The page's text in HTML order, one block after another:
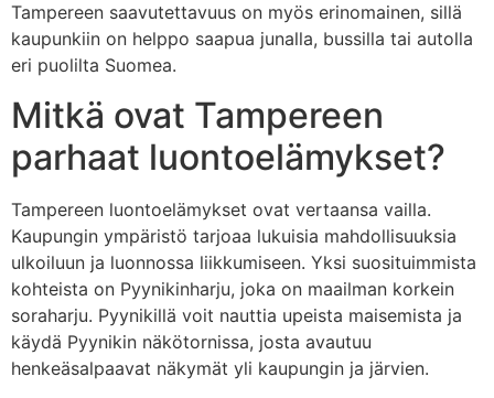
Tampereen saavutettavuus on myös erinomainen, sillä
kaupunkiin on helppo saapua junalla, bussilla tai autolla
eri puolilta Suomea.
Mitkä ovat Tampereen
parhaat luontoelämykset?
Tampereen luontoelämykset ovat vertaansa vailla.
Kaupungin ympäristö tarjoaa lukuisia mahdollisuuksia
ulkoiluun ja luonnossa liikkumiseen. Yksi suosituimmista
kohteista on Pyynikinharju, joka on maailman korkein
soraharju. Pyynikillä voit nauttia upeista maisemista ja
käydä Pyynikin näkötornissa, josta avautuu
henkeäsalpaavat näkymät yli kaupungin ja järvien.